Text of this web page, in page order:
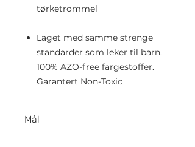
tørketrommel
Laget med samme strenge
standarder som leker til barn.
100% AZO-free fargestoffer.
Garantert Non-Toxic
Mål